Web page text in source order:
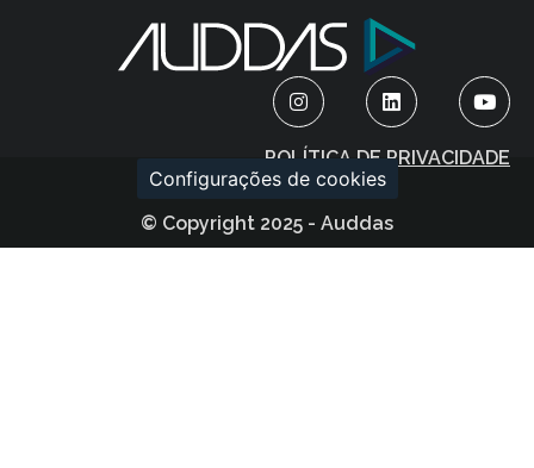
© Copyright 2025 - Auddas
POLÍTICA DE PRIVACIDADE
Configurações de cookies